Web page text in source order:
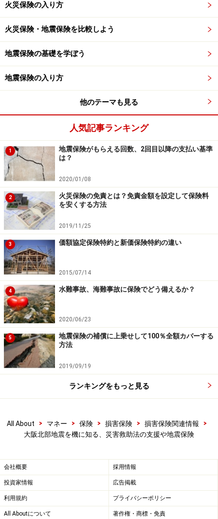
住宅半壊の被害を受けて経済的に修理が困難だったり、
大規模半壊で大がかりな修理が必要になったりした人を
対象に、1世帯あたり58万4000円以内 で修理を受けられ
るものです（2018年度の額）。修理対象となるのは居室
分。修理は現物支給で行われ、金銭ではなく工事そのも
のを自治体が手配します。自ら修理せず、自治体に依頼
「災害救助法について」／防災情報のページ（内
閣府）
【お役立ちコンテンツ】
災害救助法適用はどこまで？火災保険が必要な理由
災害救助法が適用されると、各省庁から監督下にある企
業等に対し、災害被災者の被災状況に応じて、きめ細か
く弾力的・迅速な対応に努めるよう、さまざまな要請が
出されることになります。たとえば金融庁管轄では今
回、近畿財務局長・日本銀行大阪支店長の連名で、大阪
府内の金融機関等に対し、「平成 30 年大阪府北部を震
源とする地震にかかる災害に対する金融上の措置につい
て」を発出しています。
・近畿財務局 「平成30年大阪府北部を震源とする地震に
かかる災害に対する金融上の措置について（平成30年6
月18日現在）【大阪府下】」
その内容は、銀行にキャッシュカード等を失った被災者
料の支払いを一定期間猶予するなどの要請です。これを
います。
・日本損害保険協会
「平成30年大阪府北部を震源とする
地震に係る特別措置の実施について」
・生命保険協会
「災害救助法適用地域の特別取扱いにつ
火災保険の入り方
火災保険・地震保険を比較しよう
地震保険の基礎を学ぼう
地震保険の入り方
他のテーマも見る
人気記事ランキング
1
地震保険がもらえる回数、2回目以降の支払い基準
は？
2020/01/08
2
火災保険の免責とは？免責金額を設定して保険料
を安くする方法
2019/11/25
3 価額協定保険特約と新価保険特約の違い
2015/07/14
4 水難事故、海難事故に保険でどう備えるか？
2020/06/23
5
地震保険の補償に上乗せして100％全額カバーする
方法
2019/09/19
ランキングをもっと見る
All About > マネー > 保険 > 損害保険 > 損害保険関連情報
>
大阪北部地震を機に知る、災害救助法の支援や地震保険
会社概要 採用情報
投資家情報 広告掲載
利用規約 プライバシーポリシー
All Aboutについて 著作権・商標・免責